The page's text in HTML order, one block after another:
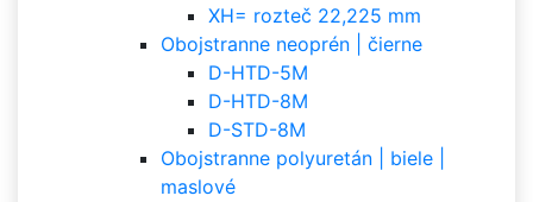
XH= rozteč 22,225 mm
Obojstranne neoprén | čierne
D-HTD-5M
D-HTD-8M
D-STD-8M
Obojstranne polyuretán | biele |
maslové